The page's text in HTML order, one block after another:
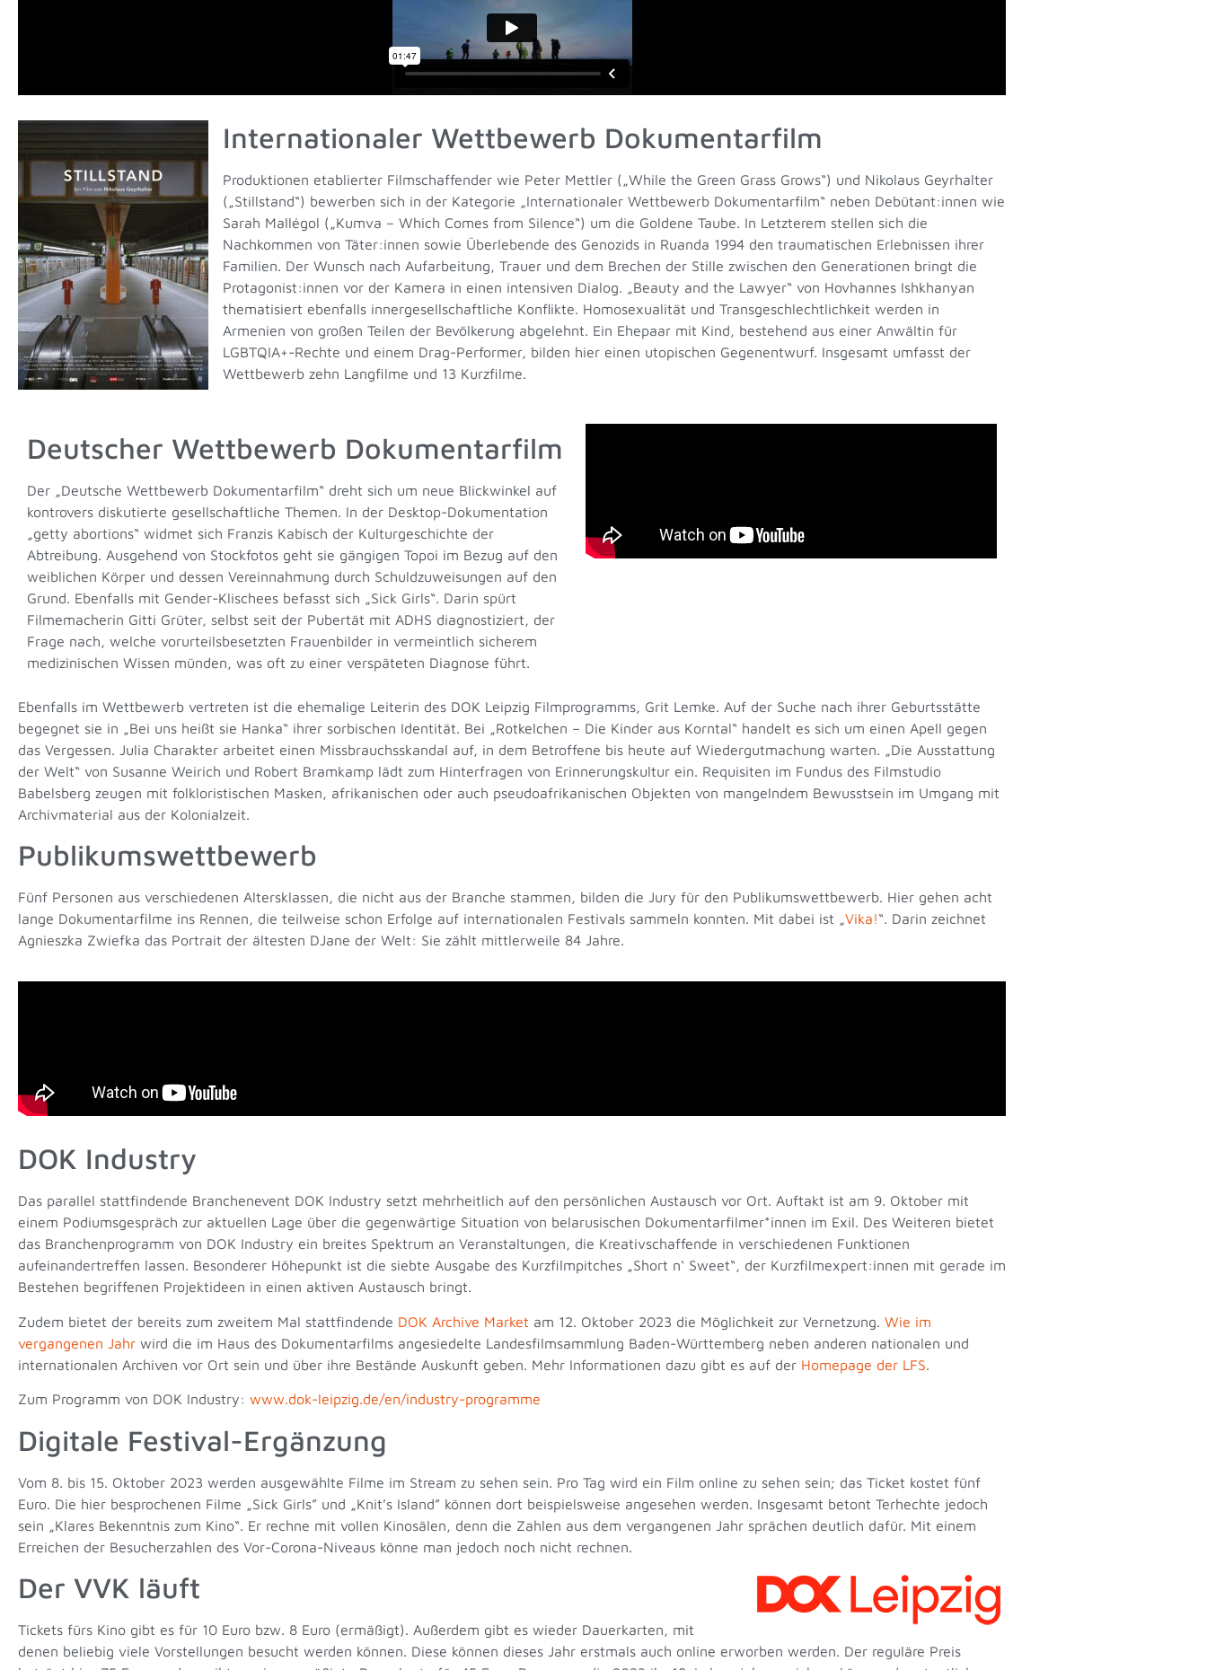
Internationaler Wettbewerb Dokumentarfilm
Produktionen etablierter Filmschaffender wie Peter Mettler („While the Green Grass Grows“) und Nikolaus Geyrhalter
(„Stillstand“) bewerben sich in der Kategorie „Internationaler Wettbewerb Dokumentarfilm“ neben Debütant:innen wie
Sarah Mallégol („Kumva – Which Comes from Silence“) um die Goldene Taube. In Letzterem stellen sich die
Nachkommen von Täter:innen sowie Überlebende des Genozids in Ruanda 1994 den traumatischen Erlebnissen ihrer
Familien. Der Wunsch nach Aufarbeitung, Trauer und dem Brechen der Stille zwischen den Generationen bringt die
Protagonist:innen vor der Kamera in einen intensiven Dialog. „Beauty and the Lawyer“ von Hovhannes Ishkhanyan
thematisiert ebenfalls innergesellschaftliche Konflikte. Homosexualität und Transgeschlechtlichkeit werden in
Armenien von großen Teilen der Bevölkerung abgelehnt. Ein Ehepaar mit Kind, bestehend aus einer Anwältin für
LGBTQIA+-Rechte und einem Drag-Performer, bilden hier einen utopischen Gegenentwurf. Insgesamt umfasst der
Wettbewerb zehn Langfilme und 13 Kurzfilme.
Deutscher Wettbewerb Dokumentarfilm
Der „Deutsche Wettbewerb Dokumentarfilm“ dreht sich um neue Blickwinkel auf
kontrovers diskutierte gesellschaftliche Themen. In der Desktop-Dokumentation
„getty abortions“ widmet sich Franzis Kabisch der Kulturgeschichte der
Abtreibung. Ausgehend von Stockfotos geht sie gängigen Topoi im Bezug auf den
weiblichen Körper und dessen Vereinnahmung durch Schuldzuweisungen auf den
Grund. Ebenfalls mit Gender-Klischees befasst sich „Sick Girls“. Darin spürt
Filmemacherin Gitti Grüter, selbst seit der Pubertät mit ADHS diagnostiziert, der
Frage nach, welche vorurteilsbesetzten Frauenbilder in vermeintlich sicherem
medizinischen Wissen münden, was oft zu einer verspäteten Diagnose führt.
Ebenfalls im Wettbewerb vertreten ist die ehemalige Leiterin des DOK Leipzig Filmprogramms, Grit Lemke. Auf der Suche nach ihrer Geburtsstätte
begegnet sie in „Bei uns heißt sie Hanka“ ihrer sorbischen Identität. Bei „Rotkelchen – Die Kinder aus Korntal“ handelt es sich um einen Apell gegen
das Vergessen. Julia Charakter arbeitet einen Missbrauchsskandal auf, in dem Betroffene bis heute auf Wiedergutmachung warten. „Die Ausstattung
der Welt“ von Susanne Weirich und Robert Bramkamp lädt zum Hinterfragen von Erinnerungskultur ein. Requisiten im Fundus des Filmstudio
Babelsberg zeugen mit folkloristischen Masken, afrikanischen oder auch pseudoafrikanischen Objekten von mangelndem Bewusstsein im Umgang mit
Archivmaterial aus der Kolonialzeit.
Publikumswettbewerb
Fünf Personen aus verschiedenen Altersklassen, die nicht aus der Branche stammen, bilden die Jury für den Publikumswettbewerb. Hier gehen acht
lange Dokumentarfilme ins Rennen, die teilweise schon Erfolge auf internationalen Festivals sammeln konnten. Mit dabei ist „Vika!“. Darin zeichnet
Agnieszka Zwiefka das Portrait der ältesten DJane der Welt: Sie zählt mittlerweile 84 Jahre.
DOK Industry
Das parallel stattfindende Branchenevent DOK Industry setzt mehrheitlich auf den persönlichen Austausch vor Ort. Auftakt ist am 9. Oktober mit
einem Podiumsgespräch zur aktuellen Lage über die gegenwärtige Situation von belarusischen Dokumentarfilmer*innen im Exil. Des Weiteren bietet
das Branchenprogramm von DOK Industry ein breites Spektrum an Veranstaltungen, die Kreativschaffende in verschiedenen Funktionen
aufeinandertreffen lassen. Besonderer Höhepunkt ist die siebte Ausgabe des Kurzfilmpitches „Short n‘ Sweet“, der Kurzfilmexpert:innen mit gerade im
Bestehen begriffenen Projektideen in einen aktiven Austausch bringt.
Zudem bietet der bereits zum zweitem Mal stattfindende DOK Archive Market am 12. Oktober 2023 die Möglichkeit zur Vernetzung. Wie im
vergangenen Jahr wird die im Haus des Dokumentarfilms angesiedelte Landesfilmsammlung Baden-Württemberg neben anderen nationalen und
internationalen Archiven vor Ort sein und über ihre Bestände Auskunft geben. Mehr Informationen dazu gibt es auf der Homepage der LFS.
Zum Programm von DOK Industry: www.dok-leipzig.de/en/industry-programme
Digitale Festival-Ergänzung
Vom 8. bis 15. Oktober 2023 werden ausgewählte Filme im Stream zu sehen sein. Pro Tag wird ein Film online zu sehen sein; das Ticket kostet fünf
Euro. Die hier besprochenen Filme „Sick Girls” und
Knit’s Island” können dort beispielsweise angesehen werden.
Insgesamt betont Terhechte jedoch
sein
Klares Bekenntnis zum Kino“ . Er rechne mit vollen Kinosälen, denn die Zahlen aus dem vergangenen Jahr sprächen deutlich dafür. Mit einem
Erreichen der Besucherzahlen des Vor-Corona-Niveaus könne man jedoch noch nicht rechnen.
Der VVK läuft
Tickets fürs Kino gibt es für 10 Euro bzw. 8 Euro (ermäßigt). Außerdem gibt es wieder Dauerkarten, mit
denen beliebig viele Vorstellungen besucht werden können. Diese können dieses Jahr erstmals auch online erworben werden. Der reguläre Preis